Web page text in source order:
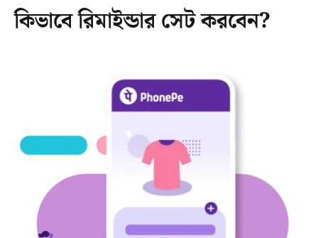
কিভাবে রিমাইন্ডার সেট করবেন?